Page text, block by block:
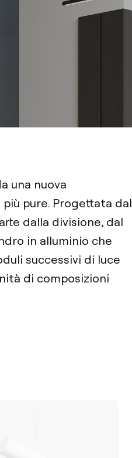
una nuova
pure. Progettata dal
dalla divisione, dal
in alluminio che
successivi di luce
di composizioni